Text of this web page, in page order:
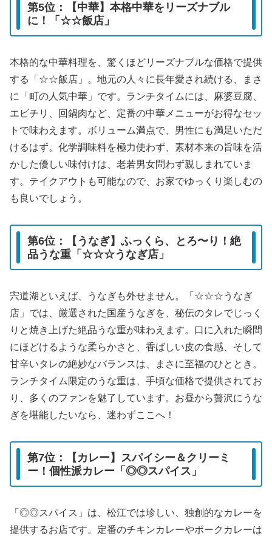
第5位：【中華】本格中華をリーズナブル
に！「☆☆飯店」
本格的な中華料理を、驚くほどリーズナブルな価格で提供
する「☆☆飯店」。地元の人々に長年愛され続ける、まさ
に「町の人気中華」です。ランチタイムには、麻婆豆腐、
エビチリ、回鍋肉など、定番の中華メニューがお得なセッ
トで味わえます。ボリューム満点で、男性にも満足いただ
けるはず。化学調味料を極力使わず、素材本来の旨味を活
かした優しい味付けは、老若男女問わず親しまれていま
す。テイクアウトも可能なので、お家でゆっくり楽しむの
も良いでしょう。
第6位：【うなぎ】ふっくら、とろ〜り！絶
品うな重「☆☆☆うなぎ店」
宍道湖といえば、うなぎも外せません。「☆☆☆うなぎ
店」では、厳選された国産うなぎを、秘伝のタレでじっく
りと焼き上げた絶品うな重が味わえます。口に入れた瞬間
にほどけるような柔らかさと、香ばしい皮の食感、そして
甘辛いタレの絶妙なバランスは、まさに至福のひととき。
ランチタイム限定のうな重は、手頃な価格で提供されてお
り、多くのファンを魅了しています。お昼から贅沢にうな
ぎを堪能したいなら、迷わずここへ！
第7位：【カレー】スパイシー＆クリーミ
ー！個性派カレー「◎◎スパイス」
「◎◎スパイス」は、松江では珍しい、独創的なカレーを
提供するお店です。定番のチキンカレーやポークカレーは